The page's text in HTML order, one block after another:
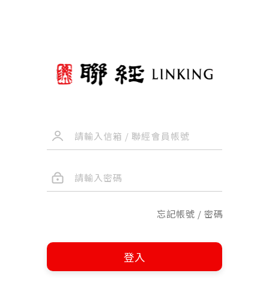
忘記帳號 / 密碼
登入